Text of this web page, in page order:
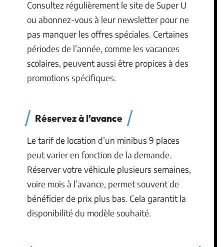
Consultez régulièrement le site de Super U
ou abonnez-vous à leur newsletter pour ne
pas manquer les offres spéciales. Certaines
périodes de l’année, comme les vacances
scolaires, peuvent aussi être propices à des
promotions spécifiques.
Réservez à l’avance
Le tarif de location d’un minibus 9 places
peut varier en fonction de la demande.
Réserver votre véhicule plusieurs semaines,
voire mois à l’avance, permet souvent de
bénéficier de prix plus bas. Cela garantit la
disponibilité du modèle souhaité.